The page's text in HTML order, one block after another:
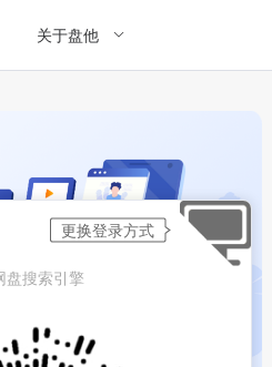
关于盘他
盘搜索引擎